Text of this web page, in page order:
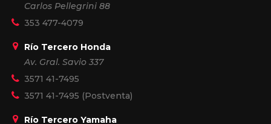
Carlos Pellegrini 88
353 477-4079
Río Tercero Honda
Av. Gral. Savio 337
3571 41-7495
3571 41-7495 (Postventa)
Río Tercero Yamaha